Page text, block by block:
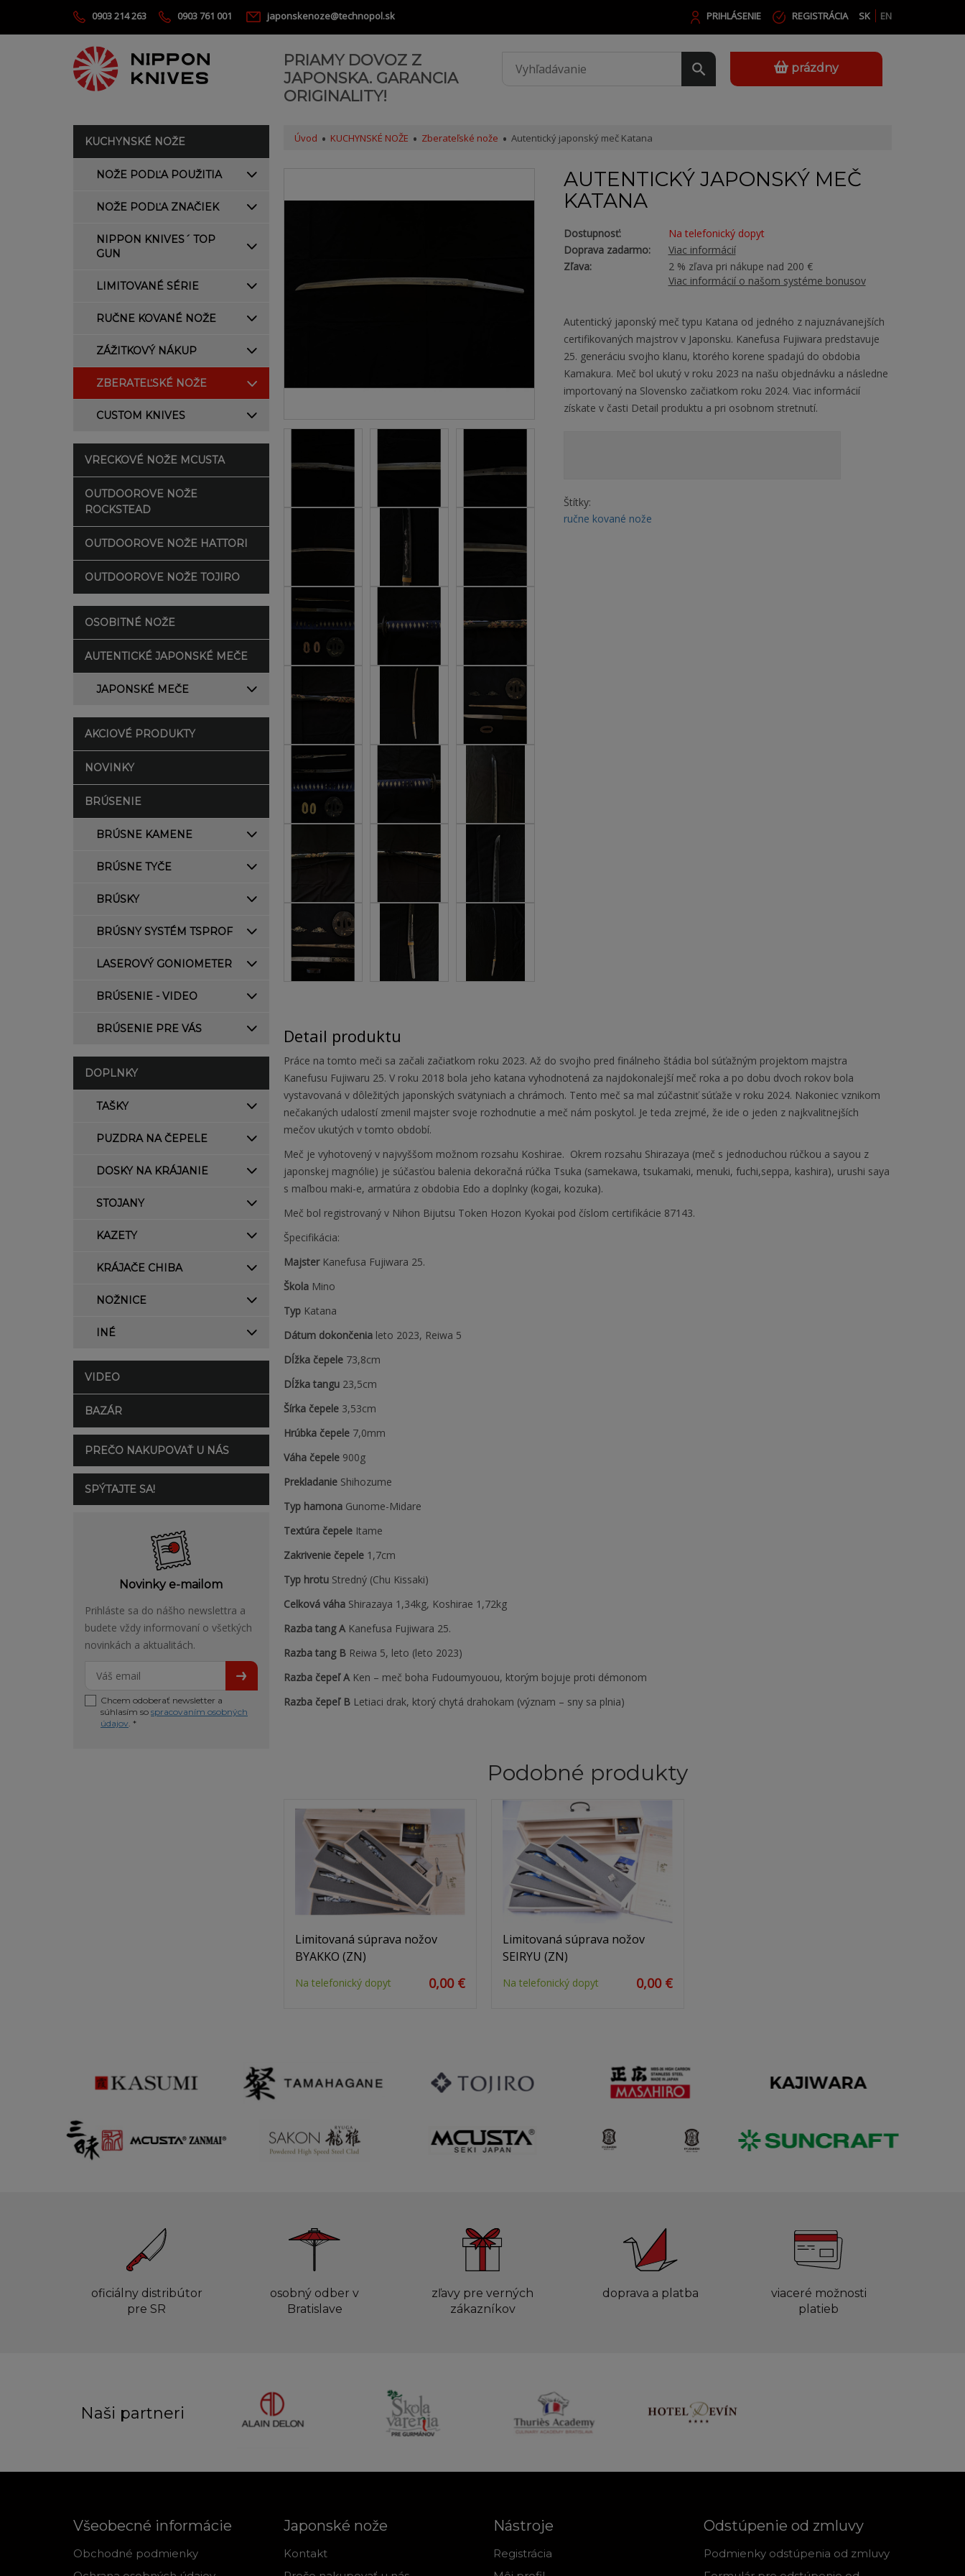
0903 214 263 0903 761 001 japonskenoze@technopol.sk SK EN
PRIHLÁSENIE REGISTRÁCIA
PRIAMY DOVOZ Z
JAPONSKA. GARANCIA
ORIGINALITY!
prázdny
KUCHYNSKÉ NOŽE
NOŽE PODĽA POUŽITIA
NOŽE PODĽA ZNAČIEK
NIPPON KNIVES´ TOP
GUN
LIMITOVANÉ SÉRIE
RUČNE KOVANÉ NOŽE
ZÁŽITKOVÝ NÁKUP
ZBERATEĽSKÉ NOŽE
CUSTOM KNIVES
VRECKOVÉ NOŽE MCUSTA
OUTDOOROVE NOŽE
ROCKSTEAD
OUTDOOROVE NOŽE HATTORI
OUTDOOROVE NOŽE TOJIRO
OSOBITNÉ NOŽE
AUTENTICKÉ JAPONSKÉ MEČE
JAPONSKÉ MEČE
AKCIOVÉ PRODUKTY
NOVINKY
BRÚSENIE
BRÚSNE KAMENE
BRÚSNE TYČE
BRÚSKY
BRÚSNY SYSTÉM TSPROF
LASEROVÝ GONIOMETER
BRÚSENIE - VIDEO
BRÚSENIE PRE VÁS
DOPLNKY
TAŠKY
PUZDRA NA ČEPELE
DOSKY NA KRÁJANIE
STOJANY
KAZETY
KRÁJAČE CHIBA
NOŽNICE
INÉ
VIDEO
BAZÁR
PREČO NAKUPOVAŤ U NÁS
SPÝTAJTE SA!
Novinky e-mailom
Prihláste sa do nášho newslettra a
budete vždy informovaní o všetkých
novinkách a aktualitách.
Chcem odoberať newsletter a
súhlasím so spracovaním osobných
údajov. *
Úvod KUCHYNSKÉ NOŽE Zberateľské nože Autentický japonský meč Katana
AUTENTICKÝ JAPONSKÝ MEČ
KATANA
Dostupnosť:
Na telefonický dopyt
Doprava zadarmo:
Viac informácií
Zľava:
2 % zľava pri nákupe nad 200 €
Viac informácií o našom systéme bonusov
Autentický japonský meč typu Katana od jedného z najuznávanejších
certifikovaných majstrov v Japonsku. Kanefusa Fujiwara predstavuje
25. generáciu svojho klanu, ktorého korene spadajú do obdobia
Kamakura. Meč bol ukutý v roku 2023 na našu objednávku a následne
importovaný na Slovensko začiatkom roku 2024. Viac informácií
získate v časti Detail produktu a pri osobnom stretnutí.
Štítky:
ručne kované nože
Detail produktu
Práce na tomto meči sa začali začiatkom roku 2023. Až do svojho pred finálneho štádia bol súťažným projektom majstra
Kanefusu Fujiwaru 25. V roku 2018 bola jeho katana vyhodnotená za najdokonalejší meč roka a po dobu dvoch rokov bola
vystavovaná v dôležitých japonských svätyniach a chrámoch. Tento meč sa mal zúčastniť súťaže v roku 2024. Nakoniec vznikom
nečakaných udalostí zmenil majster svoje rozhodnutie a meč nám poskytol. Je teda zrejmé, že ide o jeden z najkvalitnejších
mečov ukutých v tomto období.
Meč je vyhotovený v najvyššom možnom rozsahu Koshirae. Okrem rozsahu Shirazaya (meč s jednoduchou rúčkou a sayou z
japonskej magnólie) je súčasťou balenia dekoračná rúčka Tsuka (samekawa, tsukamaki, menuki, fuchi,seppa, kashira), urushi saya
s maľbou maki-e, armatúra z obdobia Edo a doplnky (kogai, kozuka).
Meč bol registrovaný v Nihon Bijutsu Token Hozon Kyokai pod číslom certifikácie 87143.
Špecifikácia:
Majster Kanefusa Fujiwara 25.
Škola Mino
Typ Katana
Dátum dokončenialeto 2023, Reiwa 5
Dĺžka čepele73,8cm
Dĺžka tangu23,5cm
Šírka čepele3,53cm
Hrúbka čepele7,0mm
Váha čepele900g
Prekladanie Shihozume
Typ hamonaGunome-Midare
Textúra čepeleItame
Zakrivenie čepele1,7cm
Typ hrotuStredný (Chu Kissaki)
Celková váha Shirazaya 1,34kg, Koshirae 1,72kg
Razba tang AKanefusa Fujiwara 25.
Razba tang BReiwa 5, leto (leto 2023)
Razba čepeľ AKen – meč boha Fudoumyouou, ktorým bojuje proti démonom
Razba čepeľ BLetiaci drak, ktorý chytá drahokam (význam – sny sa plnia)
Podobné produkty
Limitovaná súprava nožov
BYAKKO (ZN)
Na telefonický dopyt 0,00 €
Limitovaná súprava nožov
SEIRYU (ZN)
Na telefonický dopyt 0,00 €
oficiálny distribútor
pre SR
osobný odber v
Bratislave
zľavy pre verných
zákazníkov
doprava a platba
viaceré možnosti
platieb
Naši partneri
Všeobecné informácie
Obchodné podmienky
Japonské nože
Kontakt
Nástroje
Registrácia
Odstúpenie od zmluvy
Podmienky odstúpenia od zmluvy